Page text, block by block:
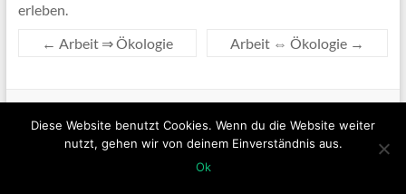
erleben.
← Arbeit ⇒ Ökologie Arbeit ⇔ Ökologie →
Copyright © 2026NAGUT. Alle Rechte vorbehalten. ThemeSpaciousvon
ThemeGrill. Powered by:WordPress .
Sitemap
Kontakt Impressum Datenschutzerklärung
Diese Website benutzt Cookies. Wenn du die Website weiter
nutzt, gehen wir von deinem Einverständnis aus.
Ok